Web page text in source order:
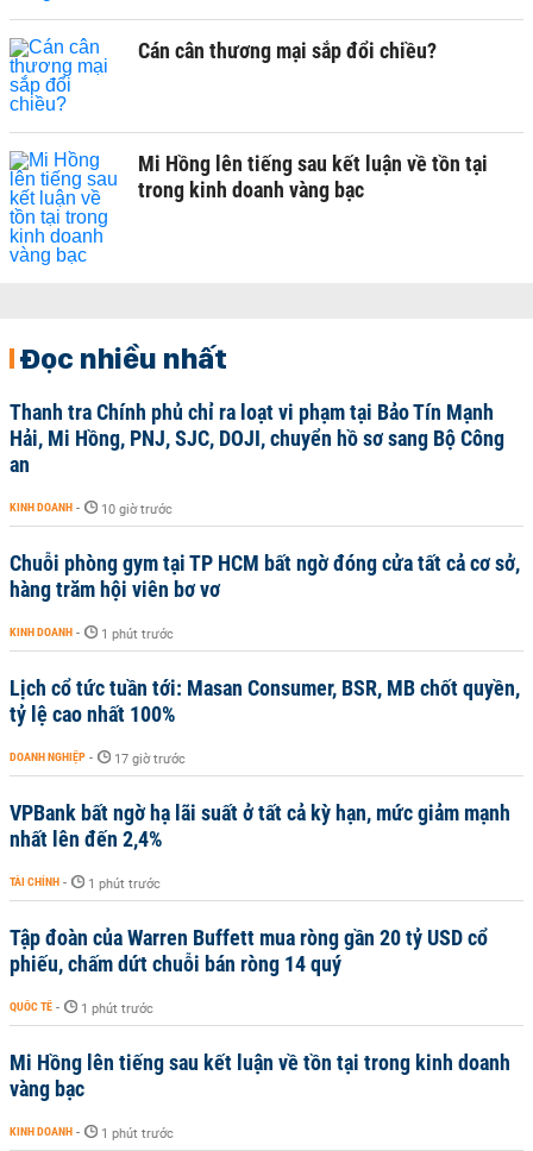
Cán cân thương mại sắp đổi chiều?
Mi Hồng lên tiếng sau kết luận về tồn tại
trong kinh doanh vàng bạc
Đọc nhiều nhất
Thanh tra Chính phủ chỉ ra loạt vi phạm tại Bảo Tín Mạnh
Hải, Mi Hồng, PNJ, SJC, DOJI, chuyển hồ sơ sang Bộ Công
an
KINH DOANH - 10 giờ trước
Chuỗi phòng gym tại TP HCM bất ngờ đóng cửa tất cả cơ sở,
hàng trăm hội viên bơ vơ
KINH DOANH - 1 phút trước
Lịch cổ tức tuần tới: Masan Consumer, BSR, MB chốt quyền,
tỷ lệ cao nhất 100%
DOANH NGHIỆP - 17 giờ trước
VPBank bất ngờ hạ lãi suất ở tất cả kỳ hạn, mức giảm mạnh
nhất lên đến 2,4%
TÀI CHÍNH - 1 phút trước
Tập đoàn của Warren Buffett mua ròng gần 20 tỷ USD cổ
phiếu, chấm dứt chuỗi bán ròng 14 quý
QUỐC TẾ - 1 phút trước
Mi Hồng lên tiếng sau kết luận về tồn tại trong kinh doanh
vàng bạc
KINH DOANH - 1 phút trước